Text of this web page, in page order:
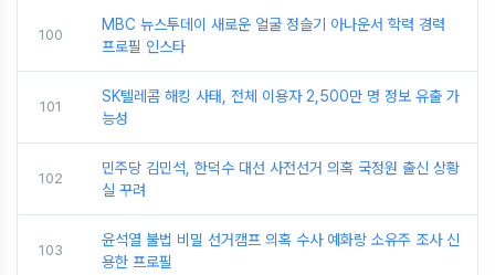
100
MBC 뉴스투데이 새로운 얼굴 정슬기 아나운서 학력 경력
프로필 인스타
101
SK텔레콤 해킹 사태, 전체 이용자 2,500만 명 정보 유출 가
능성
102
민주당 김민석, 한덕수 대선 사전선거 의혹 국정원 출신 상황
실 꾸려
103
윤석열 불법 비밀 선거캠프 의혹 수사 예화랑 소유주 조사 신
용한 프로필